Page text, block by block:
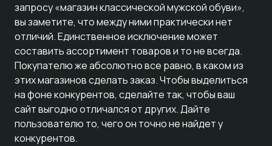
запросу «магазин классической мужской обуви»,
вы заметите, что между ними практически нет
отличий. Единственное исключение может
составить ассортимент товаров и то не всегда.
Покупателю же абсолютно все равно, в каком из
этих магазинов сделать заказ. Чтобы выделиться
на фоне конкурентов, сделайте так, чтобы ваш
сайт выгодно отличался от других. Дайте
пользователю то, чего он точно не найдет у
конкурентов.